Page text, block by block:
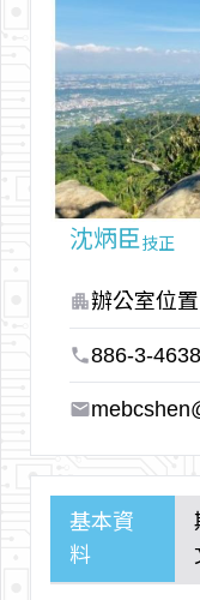
沈炳臣技正
apartment辦公室位
phone886-3-
email
基本資
料